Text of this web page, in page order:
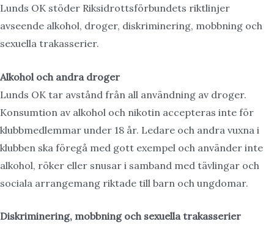
Lunds OK stöder Riksidrottsförbundets riktlinjer
avseende alkohol, droger, diskriminering, mobbning och
sexuella trakasserier.
Alkohol och andra droger
Lunds OK tar avstånd från all användning av droger.
Konsumtion av alkohol och nikotin accepteras inte för
klubbmedlemmar under 18 år. Ledare och andra vuxna i
klubben ska föregå med gott exempel och använder inte
alkohol, röker eller snusar i samband med tävlingar och
sociala arrangemang riktade till barn och ungdomar.
Diskriminering, mobbning och sexuella trakasserier